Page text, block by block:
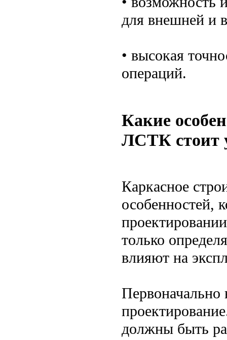
для внешней и
• высокая
операций.
Какие
ЛСТК стоит
Каркасное
особенностей,
только
влияют на
Первоначально
должны быть